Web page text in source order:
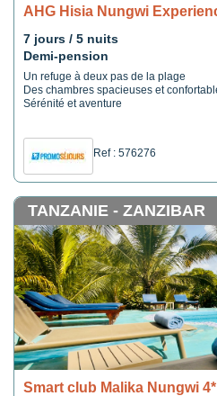
AHG Hisia Nungwi
7 jours / 5 nuits
Demi-pension
Un refuge à deux pas de la plage
Des chambres spacieuses et
Sérénité et aventure
Ref : 576276
TANZANIE - ZANZIBAR
Smart club Malika Nungwi 4*